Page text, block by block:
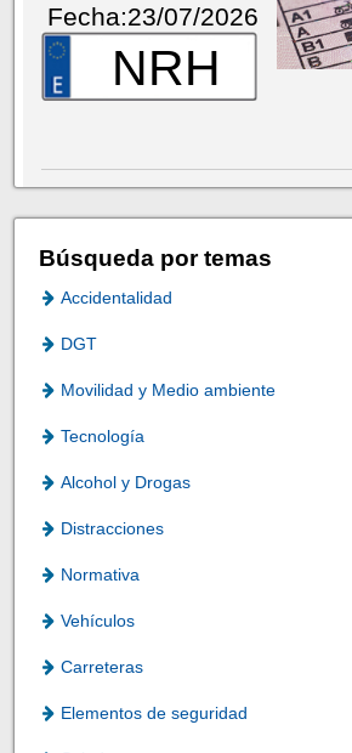
Fecha:23/07/2026
NRH
Búsqueda por temas
Accidentalidad
DGT
Movilidad y Medio ambiente
Tecnología
Alcohol y Drogas
Distracciones
Normativa
Vehículos
Carreteras
Elementos de seguridad